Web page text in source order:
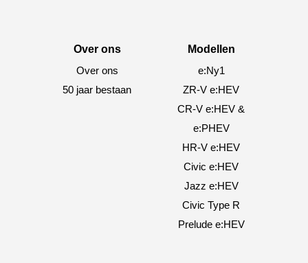
Over ons
Over ons
50 jaar bestaan
Modellen
e:Ny1
ZR-V e:HEV
CR-V e:HEV &
e:PHEV
HR-V e:HEV
Civic e:HEV
Jazz e:HEV
Civic Type R
Prelude e:HEV